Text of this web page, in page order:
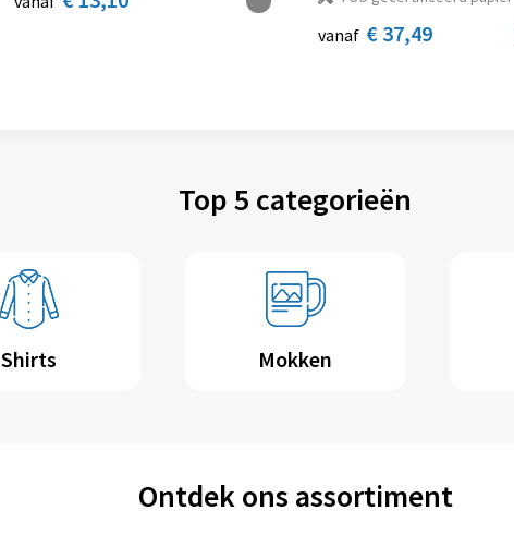
vanaf € 37,49
Top 5 categorieën
Shirts Mokken
Ontdek ons assortiment